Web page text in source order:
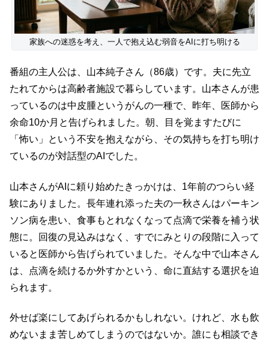
家族への迷惑を考え、一人で抱え込む弱音をAIに打ち明ける
番組の主人公は、山本純子さん（86歳）です。夫に先立
たれてからは高齢者施設で暮らしています。山本さんが患
っているのは中皮腫というがんの一種で、昨年、医師から
余命10か月と告げられました。朝、目を覚ますたびに
「怖い」という不安を抱えながら、その気持ちを打ち明け
ているのが対話型のAIでした。
山本さんがAIに頼り始めたきっかけは、1年前のつらい経
験にありました。長年連れ添った夫の一秋さんはパーキン
ソン病を患い、食事もとれなくなって点滴で栄養を補う状
態に。回復の見込みはなく、すでにみとりの段階に入って
いると医師から告げられていました。そんな中で山本さん
は、点滴を続けるか外すかという、命に直結する選択を迫
られます。
外せば楽にしてあげられるかもしれない。けれど、水も飲
めないまま苦しめてしまうのではないか。誰にも相談でき